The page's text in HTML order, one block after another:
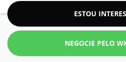
ESTOU
NEGOCIE PELO